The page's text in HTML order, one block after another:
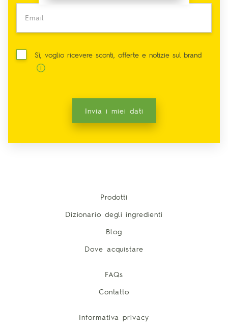
Email
Sì, voglio ricevere sconti, offerte e notizie sul brand
Invia i miei dati
Prodotti
Dizionario degli ingredienti
Blog
Dove acquistare
FAQs
Contatto
Informativa privacy